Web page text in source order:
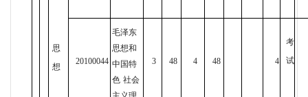
思
想
20100044
毛泽东
思想和
中国特
色 社会
3 48 4 48 4
考
试